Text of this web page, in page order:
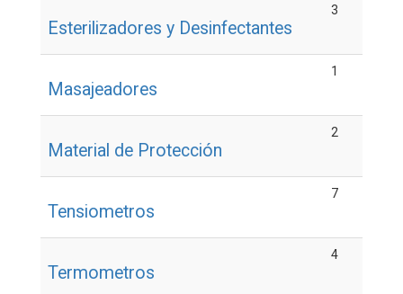
Esterilizadores y Desinfectantes
3
Masajeadores
1
Material de Protección
2
Tensiometros
7
Termometros
4